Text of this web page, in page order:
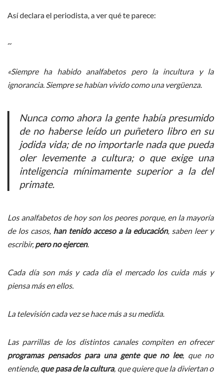
Así declara el periodista, a ver qué te parece:
~
«Siempre ha habido analfabetos pero la incultura y la
ignorancia. Siempre se habían vivido como una vergüenza.
Nunca como ahora la gente había presumido
de no haberse leído un puñetero libro en su
jodida vida; de no importarle nada que pueda
oler levemente a cultura; o que exige una
inteligencia mínimamente superior a la del
primate.
Los analfabetos de hoy son los peores porque, en la mayoría
de los casos, han tenido acceso a la educación, saben leer y
escribir, pero no ejercen.
Cada día son más y cada día el mercado los cuida más y
piensa más en ellos.
La televisión cada vez se hace más a su medida.
Las parrillas de los distintos canales compiten en ofrecer
programas pensados para una gente que no lee, que no
entiende, que pasa de la cultura, que quiere que la diviertan o